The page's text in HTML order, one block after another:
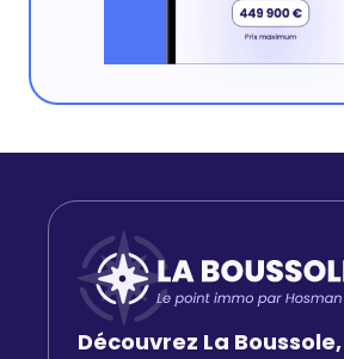
Découvrez La Boussole,